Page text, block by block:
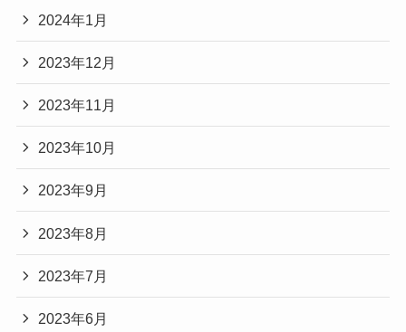
2024年1月
2023年12月
2023年11月
2023年10月
2023年9月
2023年8月
2023年7月
2023年6月